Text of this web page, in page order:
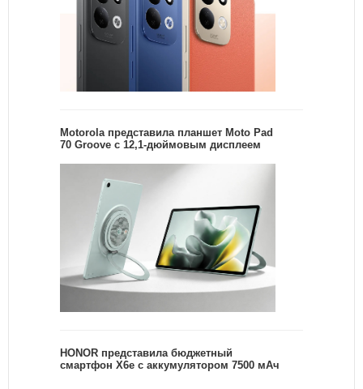
Motorola представила планшет Moto Pad
70 Groove с 12,1-дюймовым дисплеем
HONOR представила бюджетный
смартфон X6e с аккумулятором 7500 мАч